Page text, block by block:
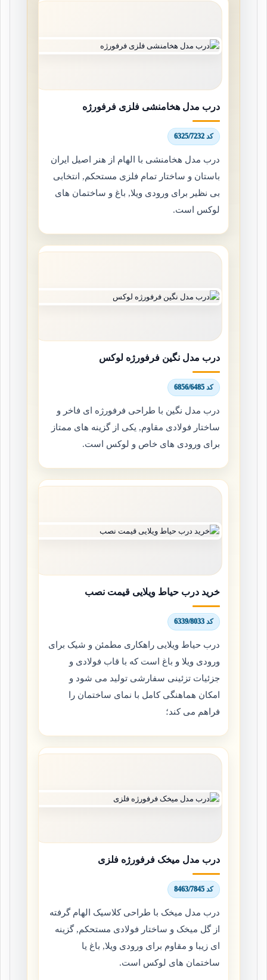
درب مدل هخامنشی فلزی فرفورژه
کد 6325/7232
درب مدل هخامنشی با الهام از هنر اصیل ایران
باستان و ساختار تمام فلزی مستحکم, انتخابی
بی نظیر برای ورودی ویلا, باغ و ساختمان های
لوکس است.
درب مدل نگین فرفورژه لوکس
کد 6856/6485
درب مدل نگین با طراحی فرفورژه ای فاخر و
ساختار فولادی مقاوم, یکی از گزینه های ممتاز
برای ورودی های خاص و لوکس است.
خرید درب حیاط ویلایی قیمت نصب
کد 6339/8033
درب حیاط ویلایی راهکاری مطمئن و شیک برای
ورودی ویلا و باغ است که با قاب فولادی و
جزئیات تزئینی سفارشی تولید می شود و
امکان هماهنگی کامل با نمای ساختمان را
فراهم می کند؛
درب مدل میخک فرفورژه فلزی
کد 8463/7845
درب مدل میخک با طراحی کلاسیک الهام گرفته
از گل میخک و ساختار فولادی مستحکم, گزینه
ای زیبا و مقاوم برای ورودی ویلا, باغ یا
ساختمان های لوکس است.